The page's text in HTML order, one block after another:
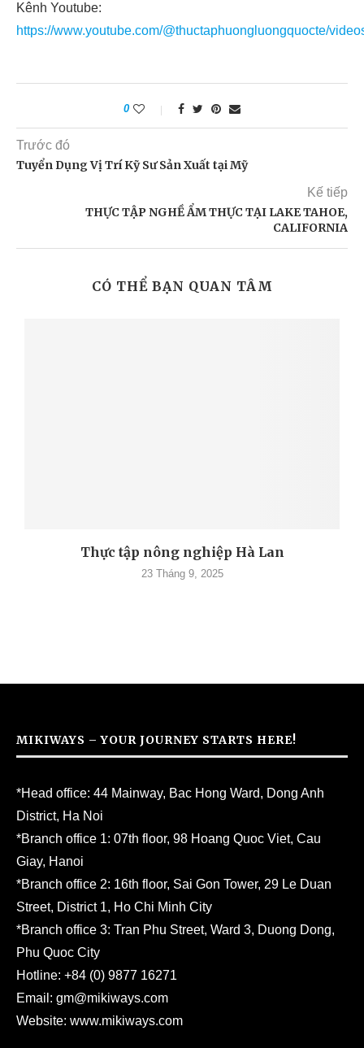
Kênh Youtube:
https://www.youtube.com/@thuctaphuongluongquocte/
0
Trước đó
Tuyển Dụng Vị Trí Kỹ Sư Sản Xuất tại Mỹ
Kế tiếp
THỰC TẬP NGHỀ ẨM THỰC TẠI LAKE TAHOE,
CALIFORNIA
CÓ THỂ BẠN QUAN TÂM
Thực tập nông nghiệp Hà Lan
23 Tháng 9, 2025
MIKIWAYS – YOUR JOURNEY STARTS HERE!
*Head office: 44 Mainway, Bac Hong Ward, Dong Anh
District, Ha Noi
*Branch office 1: 07th floor, 98 Hoang Quoc Viet, Cau
Giay, Hanoi
*Branch office 2: 16th floor, Sai Gon Tower, 29 Le Duan
Street, District 1, Ho Chi Minh City
*Branch office 3: Tran Phu Street, Ward 3, Duong Dong,
Phu Quoc City
Hotline: +84 (0) 9877 16271
Email: gm@mikiways.com
Website: www.mikiways.com